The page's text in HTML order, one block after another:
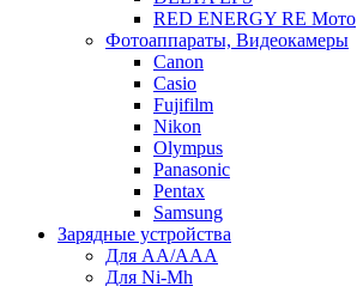
RED ENERGY RE Мото
Фотоаппараты, Видеокамеры
Canon
Casio
Fujifilm
Nikon
Olympus
Panasonic
Pentax
Samsung
Зарядные устройства
Для AA/AAA
Для Ni-Mh